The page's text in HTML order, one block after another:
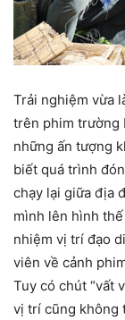
Trải nghiệm vừa
trên phim trường
những ấn tượng
biết quá trình
chạy lại giữa địa
mình lên hình
nhiệm vị trí đạo
viên về cảnh
Tuy có chút “vất
vị trí cũng không